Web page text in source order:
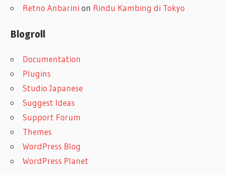
Retno Anbarini on Rindu Kambing di Tokyo
Blogroll
Documentation
Plugins
Studio Japanese
Suggest Ideas
Support Forum
Themes
WordPress Blog
WordPress Planet